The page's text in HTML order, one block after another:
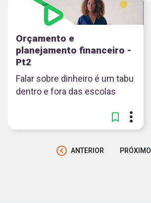
Orçamento e
planejamento financeiro -
Pt2
Falar sobre dinheiro é um tabu
dentro e fora das escolas
ANTERIOR PRÓXIMO